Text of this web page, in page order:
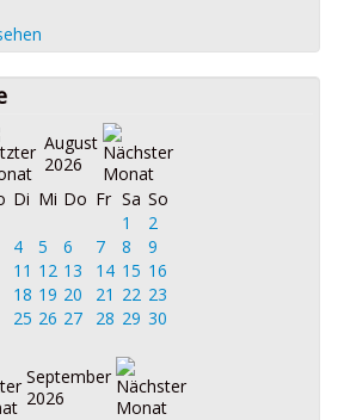
August
2026
Di Mi Do Fr Sa So
1
2
4 5 6 7 8
9
11 12 13 14 15 16
18 19 20 21 22 23
25 26 27 28 29 30
September
2026